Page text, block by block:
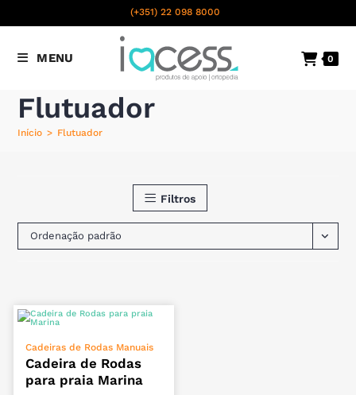
(+351) 22 098 8000
nacional
MENU 0
Flutuador
Início > Flutuador
Filtros
Ordenação padrão
ADICIONAR
Cadeiras de Rodas Manuais
Cadeira de Rodas
para praia Marina